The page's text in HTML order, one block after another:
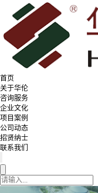
首页
关于华伦
咨询服务
企业文化
项目案例
公司动态
招贤纳士
联系我们